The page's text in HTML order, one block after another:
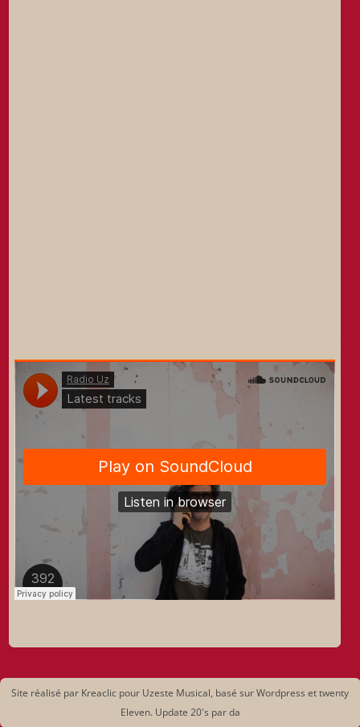
Site réalisé par Kreaclic pour Uzeste Musical, basé sur Wordpress et twenty
Eleven. Update 20's par da